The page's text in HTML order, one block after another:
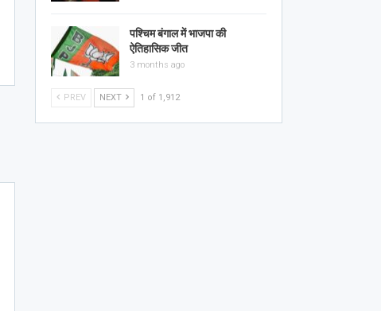
पश्चिम बंगाल में भाजपा की
ऐतिहासिक जीत
3 months ago
PREV NEXT 1 of 1,912